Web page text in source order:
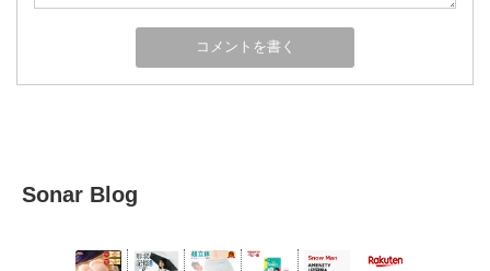
Sonar Blog